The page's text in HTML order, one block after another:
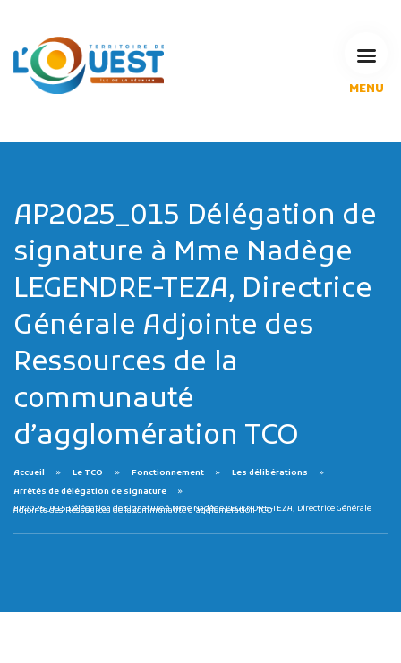
MENU
RECHERCHE
CALENDRIERS DE COLLECTE
AP2025_015 Délégation de
signature à Mme Nadège
LEGENDRE-TEZA, Directrice
Générale Adjointe des
Ressources de la
communauté
d’agglomération TCO
Accueil Le TCO Fonctionnement
Les délibérations
Arrêtés de délégation de signature
AP2025_015 Délégation de signature à Mme Nadège LEGENDRE-TEZA, Directrice Générale Adjointe des Ressources de la communauté d’agglomération TCO